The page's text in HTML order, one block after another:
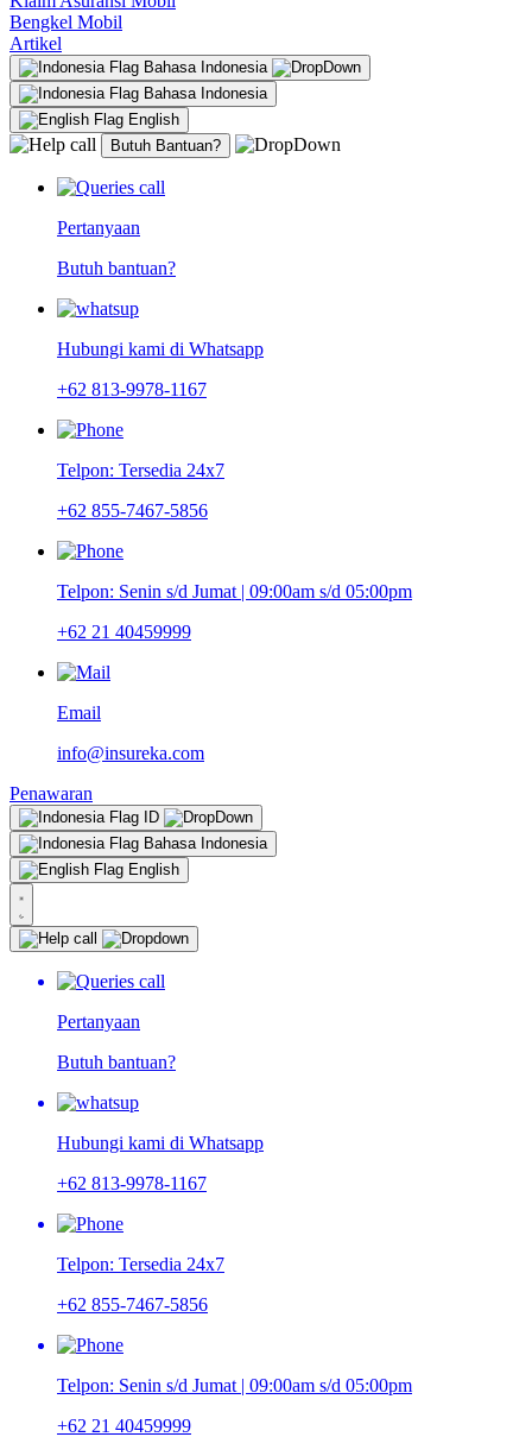
Bengkel Mobil
Artikel
Bahasa Indonesia
Bahasa Indonesia
English
Butuh Bantuan?
Pertanyaan
Butuh bantuan?
Hubungi kami di Whatsapp
+62 813-9978-1167
Telpon: Tersedia 24x7
+62 855-7467-5856
Telpon: Senin s/d Jumat | 09:00am s/d 05:00pm
+62 21 40459999
Email
info@insureka.com
Penawaran
ID
Bahasa Indonesia
English
Pertanyaan
Butuh bantuan?
Hubungi kami di Whatsapp
+62 813-9978-1167
Telpon: Tersedia 24x7
+62 855-7467-5856
Telpon: Senin s/d Jumat | 09:00am s/d 05:00pm
+62 21 40459999